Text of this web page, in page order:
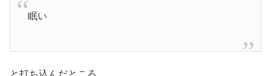
眠い
と打ち込んだところ、